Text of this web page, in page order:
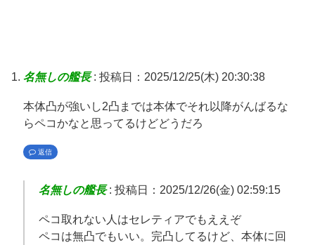
名無しの艦長: 投稿日：2025/12/25(木) 20:30:38
本体凸が強いし2凸までは本体でそれ以降がんばるな
らペコかなと思ってるけどどうだろ
返信
名無しの艦長: 投稿日：2025/12/26(金) 02:59:15
ペコ取れない人はセレティアでもええぞ
ペコは無凸でもいい。完凸してるけど、本体に回